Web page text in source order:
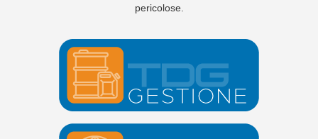
pericolose.